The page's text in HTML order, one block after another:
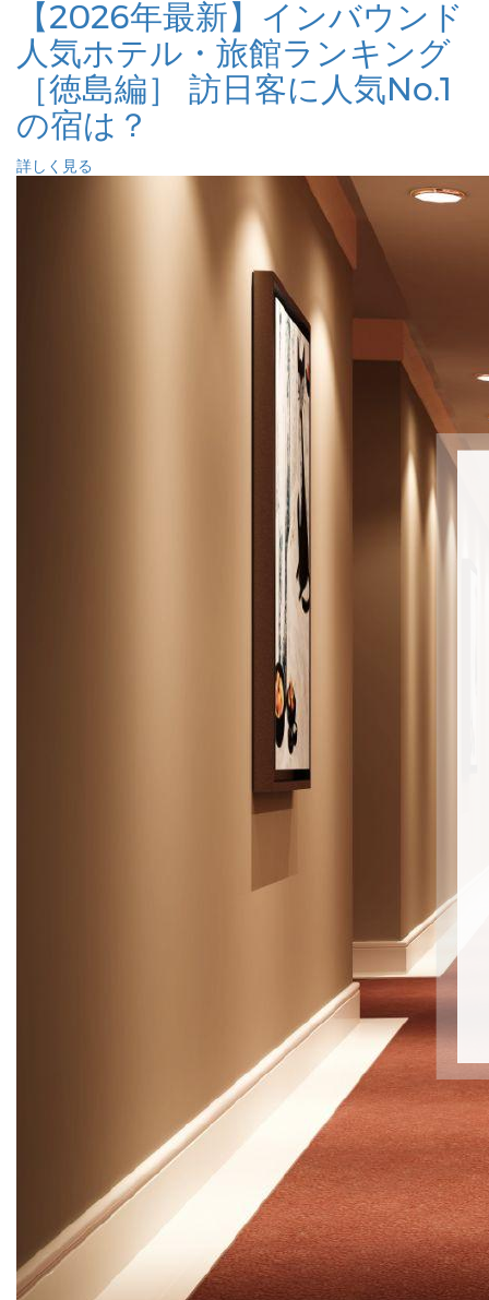
【2026年最新】インバウンド
人気ホテル・旅館ランキング
［徳島編］ 訪日客に人気No.1
の宿は？
詳しく見る